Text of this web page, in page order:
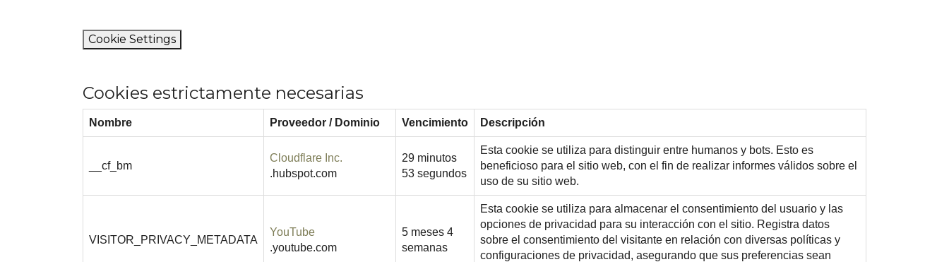
Cookie Settings
Cookies estrictamente necesarias
Nombre Proveedor / Dominio Vencimiento Descripción
__cf_bm
Cloudflare Inc.
.hubspot.com
29 minutos
53 segundos
Esta cookie se utiliza para distinguir entre humanos y bots. Esto es
beneficioso para el sitio web, con el fin de realizar informes válidos sobre el
uso de su sitio web.
VISITOR_PRIVACY_METADATA
YouTube
.youtube.com
5 meses 4
semanas
Esta cookie se utiliza para almacenar el consentimiento del usuario y las
opciones de privacidad para su interacción con el sitio. Registra datos
sobre el consentimiento del visitante en relación con diversas políticas y
configuraciones de privacidad, asegurando que sus preferencias sean